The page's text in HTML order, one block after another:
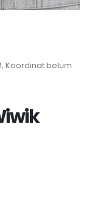
Koordinat belum